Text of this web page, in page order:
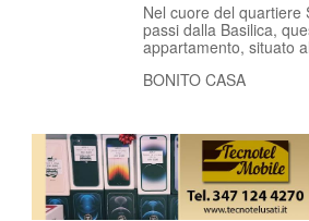
Nel cuore del quartiere
passi dalla Basilica,
appartamento, situato
BONITO CASA